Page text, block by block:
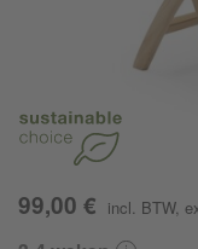
99,00 € incl. BTW,